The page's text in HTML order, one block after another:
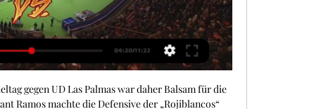
team news, lineupsSports Mole previews Wednesday's Champions League clash between Sevilla and Lens, including predictions, team news and possible lineups. Taking a welcome break from miserable domestic campaigns, La Liga strugglers Sevilla host a declining Lens side in Group B of the Champions League on Wednesday night. Los Palanganas added Europa League title number seven to their cabinet to return to the continent's premier tournament last term, while Les Sang et Or collected the silver medal in Ligue 1, and the two sides will also face Arsenal and PSV Eindhoven for a knockout berth. Match preview © Reuters No matter how dire Sevilla's season got in La Liga during the 2022-23 campaign, the hosts' penchant for Europa League stardom remained well and truly alive, as Jose Luis Mendilibar steered Los Palanganas to a record-extending seventh triumph in the tournament via a penalty-shootout win over Roma in a heated final. 

▶️ Sevilla vs Lens - Live stream, Prognose & Vorhersage Sevilla vs Lens Online-Streaming und Prognosen und Direkter vergleich · Alle Live-Übertragungen · Sevilla vs Lens Tipps für Wetten · Formular · H2H · Spiel- ...

Sevilla FC - RC Lens | Gruppe B 2023/2024 03.09.2023 — Begegnungen: 0 ; Siege Sevilla FC: 0 ; Siege RC Lens: 0 ; Torverhältnis: 0 : 0 ...

While Mendilibar's side have flattered to deceive on the domestic front too, morale will be higher in the hosts' camp thanks to their belated opening victory, and the Europa League winners' greater continental nous should also help them on their way to a narrow win in Group B. For data analysis of the most likely results, scorelines and more for this match please click here. Top tip Our expert tipster partners at Sporita. 

FC Sevilla gegen RC Lens Live Stream und H2H StatistikenSpiel-Informationen Wer: FC Sevilla vs RC Lens Wettbewerb: UEFA Champions League Wann: 2023-09-20 Anstoßzeit: 22:00 Veranstaltungsort: Ramon Sanchez Pizjuan Spiel-Übersicht Am 2023-09-20 kommt die letzte Runde des UEFA Champions League ins Ramon Sanchez Pizjuan, wo das FC Sevilla gegen das RC Lens antritt, was eine spannende Begegnung verspricht. 

Sevilla - Lens: Champions League im Live-Ticker WettbewerbChampions League Gruppe B ; Runde1. Runde ; Anstoß20.09.2023, 21:00 ; StadionRamón Sánchez-Pizjuán ; SchiedsrichterTobias Stieler.

Sevilla-Lens | Infos zum Spiel Sevilla vs Lens UEFA Champions League Gruppenphase 2023/24. Updates Internet-Gerät eindeutig identifiziert basiert. Wenn Sie diese Cookies nicht zulassen ...

FC Sevilla vs RC Lens ÉLŐ 20. 9. 2023 | Fussball Kövesd a(z) FC Sevilla vs RC Lens 20. 9. 2023 meccset élőben -, egymás elleni statisztikák, legfrissebb eredmények és további információk az Eredmenyek ...

€ (FC Sevilla) in etwa gleich viel wert sind? Daher rangiert man im Moment auf dem letzten Platz des französischen Oberhauses! Mit 11 Gegentoren hat kein anderes Team mehr Treffer kassiert, während die eigene Offensive mit nur 4 Toren die zweitschlechteste ist. Obwohl sich beide Teams in der aktuellen Saison noch nicht mit Ruhm bekleckert haben, ist Sevilla in meinen Augen berechtigterweise Favorit. 

Fussball: FC Sevilla vs RC Lens, Statistiken und Ergebnisse ... Internet-Geräts. Wenn Sie diese Cookies nicht zulassen, werden Sie weniger gezielte Werbung erleben. Informationen auf einem Gerät speichern und/oder ...

Lens are not complete novices in Europe, but their only two previous Champions League appearances in 1998-99 and 2002-03 ended in the group stage, and an overnight solution to their offensive and defensive concerns must be sought by Haise lest he oversee another chastening loss in his side's first-ever competitive showdown with Sevilla. Sevilla form (all competitions): Lens form (all competitions): Advert - content below: Team News The second coming of Ramos was timely for Sevilla, who have another two centre-backs in Marcao and Tanguy Nianzou out with hamstring and quadriceps injuries respectively, while left-back Marcos Acuna joins the former on the hamstring issues list. Goalkeeper Alfonso Pastor is also on the long road back from knee surgery, allowing Marko Dmitrovic to continue as the last line of defence, while Ramos should be fine to go again unless his 37-year-old legs are in need of a rest, but former Manchester United winger Adnan Januzaj has been left out of the hosts' CL squad following speculation over a summer exit. 

FC Sevilla gegen RC Lens Ergebnisse, H2H Statistiken Verfolge FC Sevilla gegen RC Lens, Ergebnisse, H2H Statistiken, die letzten Resultate, News und mehr Informationen auf Flashscore.

Letzterer konnte in Spanien auch aufgrund von Verletzungen nie an seine erfolgreiche Zeit beim FC Porto anknüpfen. Unsere Top-News & Top-Tipps In Anbetracht der eigenen Ambitionen ist der bisherige Saisonverlauf allerdings eine herbe Enttäuschung. Die UEFA-Super-Cup-Niederlage im Elfmeterschießen gegen Manchester City ließ sich noch als erwartungsgemäß und respektabel abbuchen. Dass man aber gleich die ersten drei Ligaspiele verlor – und das gegen nominell unterlegene Mannschaften aus Valencia (1:2), Alavés (3:4) und Girona (1:2) –, dürfte bei der Sevilla-Anhängerschaft die Alarmglocken schrillen lassen. 

Sevilla vs. Lens Tipp, Prognose & Quoten 20.09.2023 vor 5 Stunden — Die Sevilla vs. Lens Prognose der Buchmacher sieht die Hausherren in der Favoritenrolle. Allerdings vereint beide ein eher durchwachsener Start ...

The celebrated Franck Haise has taken just three years to lead Lens from a Ligue 2 team to a Champions League-competing crop, as Les Sang et Or came to within one point of title glory in the 2022-23 Ligue 1 season, only to end up bo